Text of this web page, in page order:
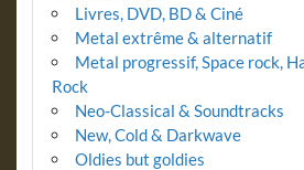
Livres, DVD, BD & Ciné
Metal extrême & alternatif
Metal progressif, Space rock,
Rock
Neo-Classical & Soundtracks
New, Cold & Darkwave
Oldies but goldies